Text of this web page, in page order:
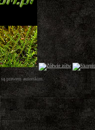
prawem autorskim.